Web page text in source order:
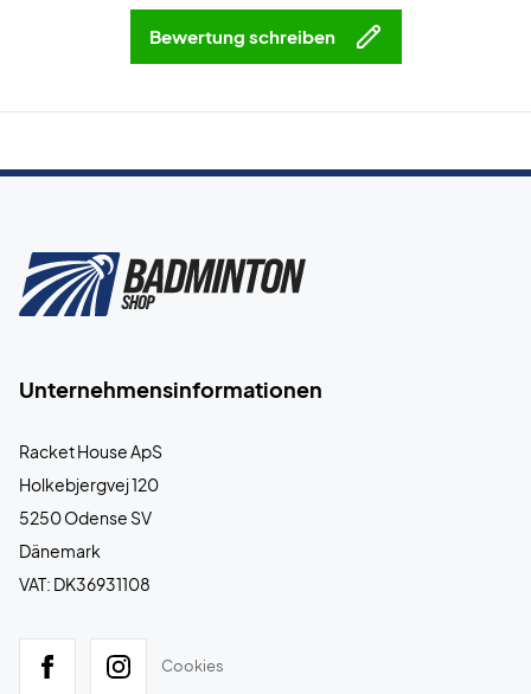
Bewertung schreiben
Unternehmensinformationen
Racket House ApS
Holkebjergvej 120
5250 Odense SV
Dänemark
VAT: DK36931108
Cookies